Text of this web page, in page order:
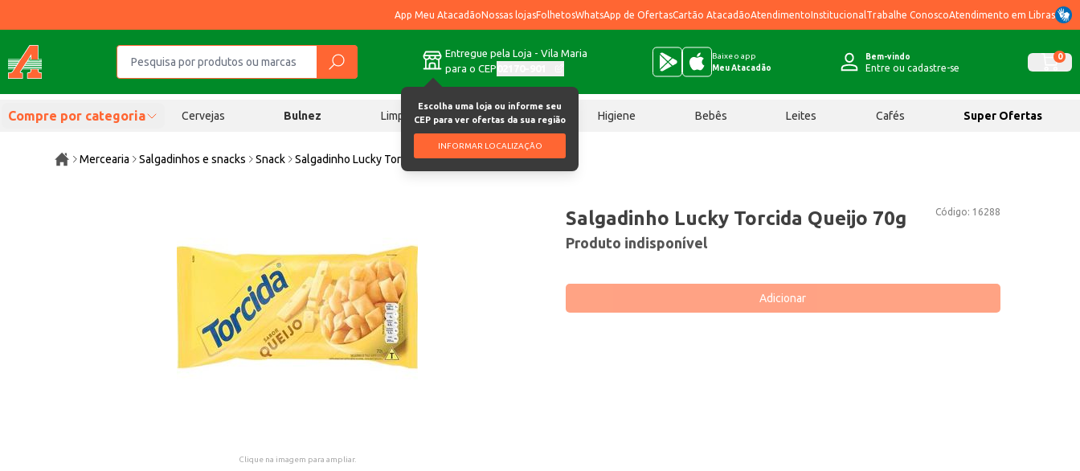
App Meu AtacadãoNossas lojasFolhetosWhatsApp de OfertasCartão AtacadãoAtendimentoInstitucional Trabalhe ConoscoAtendimento em Libras
Entregue pela Loja - Vila Maria
para o CEP
Escolha uma loja ou informe seu
CEP para ver ofertas da sua região
INFORMAR LOCALIZAÇÃO
Baixe o app
Meu Atacadão
Bem-vindo
Entre ou cadastre-se
0
Compre por categoria Cervejas Bulnez Limpeza Chocolates Higiene Bebês Leites Cafés Super Ofertas
Mercearia Salgadinhos e snacks Snack Salgadinho Lucky Torcida Queijo 70g
Clique na imagem para ampliar.
Código: 16288
Salgadinho Lucky Torcida Queijo 70g
Produto indisponível
Adicionar